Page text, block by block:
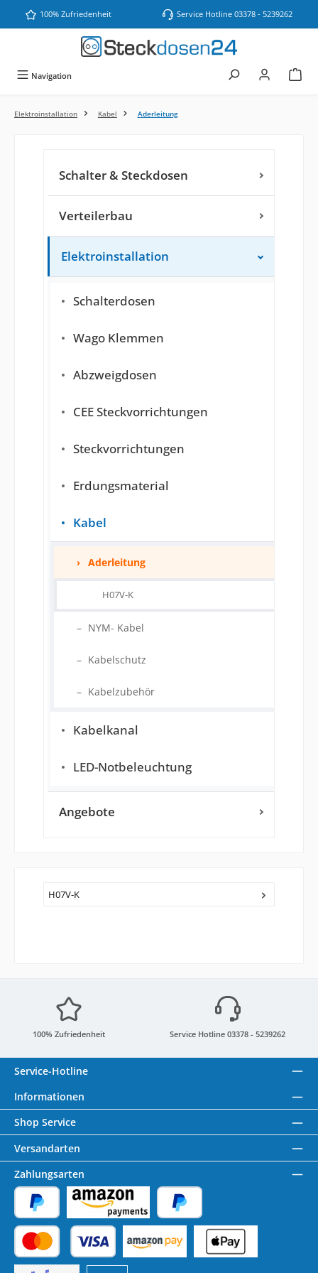
Zum Hauptinhalt springen
100% Zufriedenheit Service Hotline 03378 - 5239262
Navigation
Elektroinstallation Kabel Aderleitung
Schalter & Steckdosen
Verteilerbau
Elektroinstallation
Schalterdosen
Wago Klemmen
Abzweigdosen
CEE Steckvorrichtungen
Steckvorrichtungen
Erdungsmaterial
Kabel
Aderleitung
H07V-K
NYM- Kabel
Kabelschutz
Kabelzubehör
Kabelkanal
LED-Notbeleuchtung
Angebote
H07V-K
100% Zufriedenheit Service Hotline 03378 - 5239262
Service-Hotline
Informationen
Shop Service
Versandarten
Zahlungsarten
PayPal Amazon Pay Später Bezahlen
Kredit- oder Debitkarte Benutzerdefiniertes Bild 1